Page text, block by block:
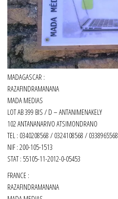
MADAGASCAR :
RAZAFINDRAMANANA
MADA MEDIAS
LOT AB 399 BIS / D – ANTANIMENAKELY
102 ANTANANARIVO ATSIMONDRANO
TEL : 0340208568 / 0324108568 / 0338965568
NIF : 200-105-1513
STAT : 55105-11-2012-0-05453
FRANCE :
RAZAFINDRAMANANA